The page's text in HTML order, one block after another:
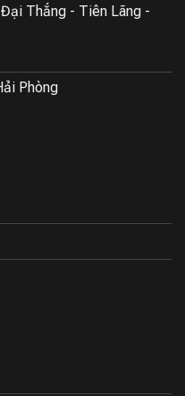
an toàn
chuẩn IPX7, bàn chải
người dùng yên tâm
ướt, chẳng hạn như
chỉ tăng tính an toàn
Thắng - Tiên Lãng -
Phòng